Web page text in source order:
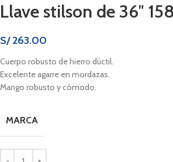
Llave stilson de 36″
S/263.00
Cuerpo robusto de hierro dúctil.
Excelente agarre en mordazas.
Mango robusto y cómodo.
MARCA